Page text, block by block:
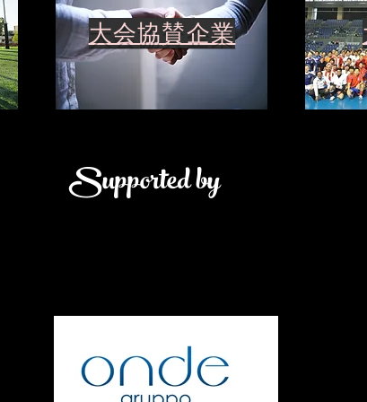
大会協賛企業
Supported by